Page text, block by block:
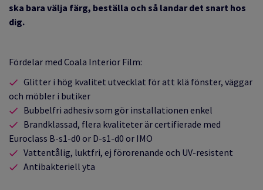
ska bara välja färg, beställa och så landar det snart hos
dig.
Fördelar med Coala Interior Film:
Glitter i hög kvalitet utvecklat för att klä fönster, väggar
och möbler i butiker
Bubbelfri adhesiv som gör installationen enkel
Brandklassad, flera kvaliteter är certifierade med
Euroclass B-s1-d0 or D-s1-d0 or IMO
Vattentålig, luktfri, ej förorenande och UV-resistent
Antibakteriell yta